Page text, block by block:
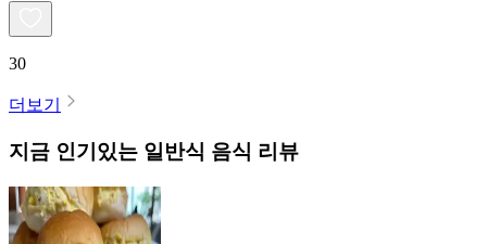
30
더보기
지금 인기있는 일반식 음식 리뷰